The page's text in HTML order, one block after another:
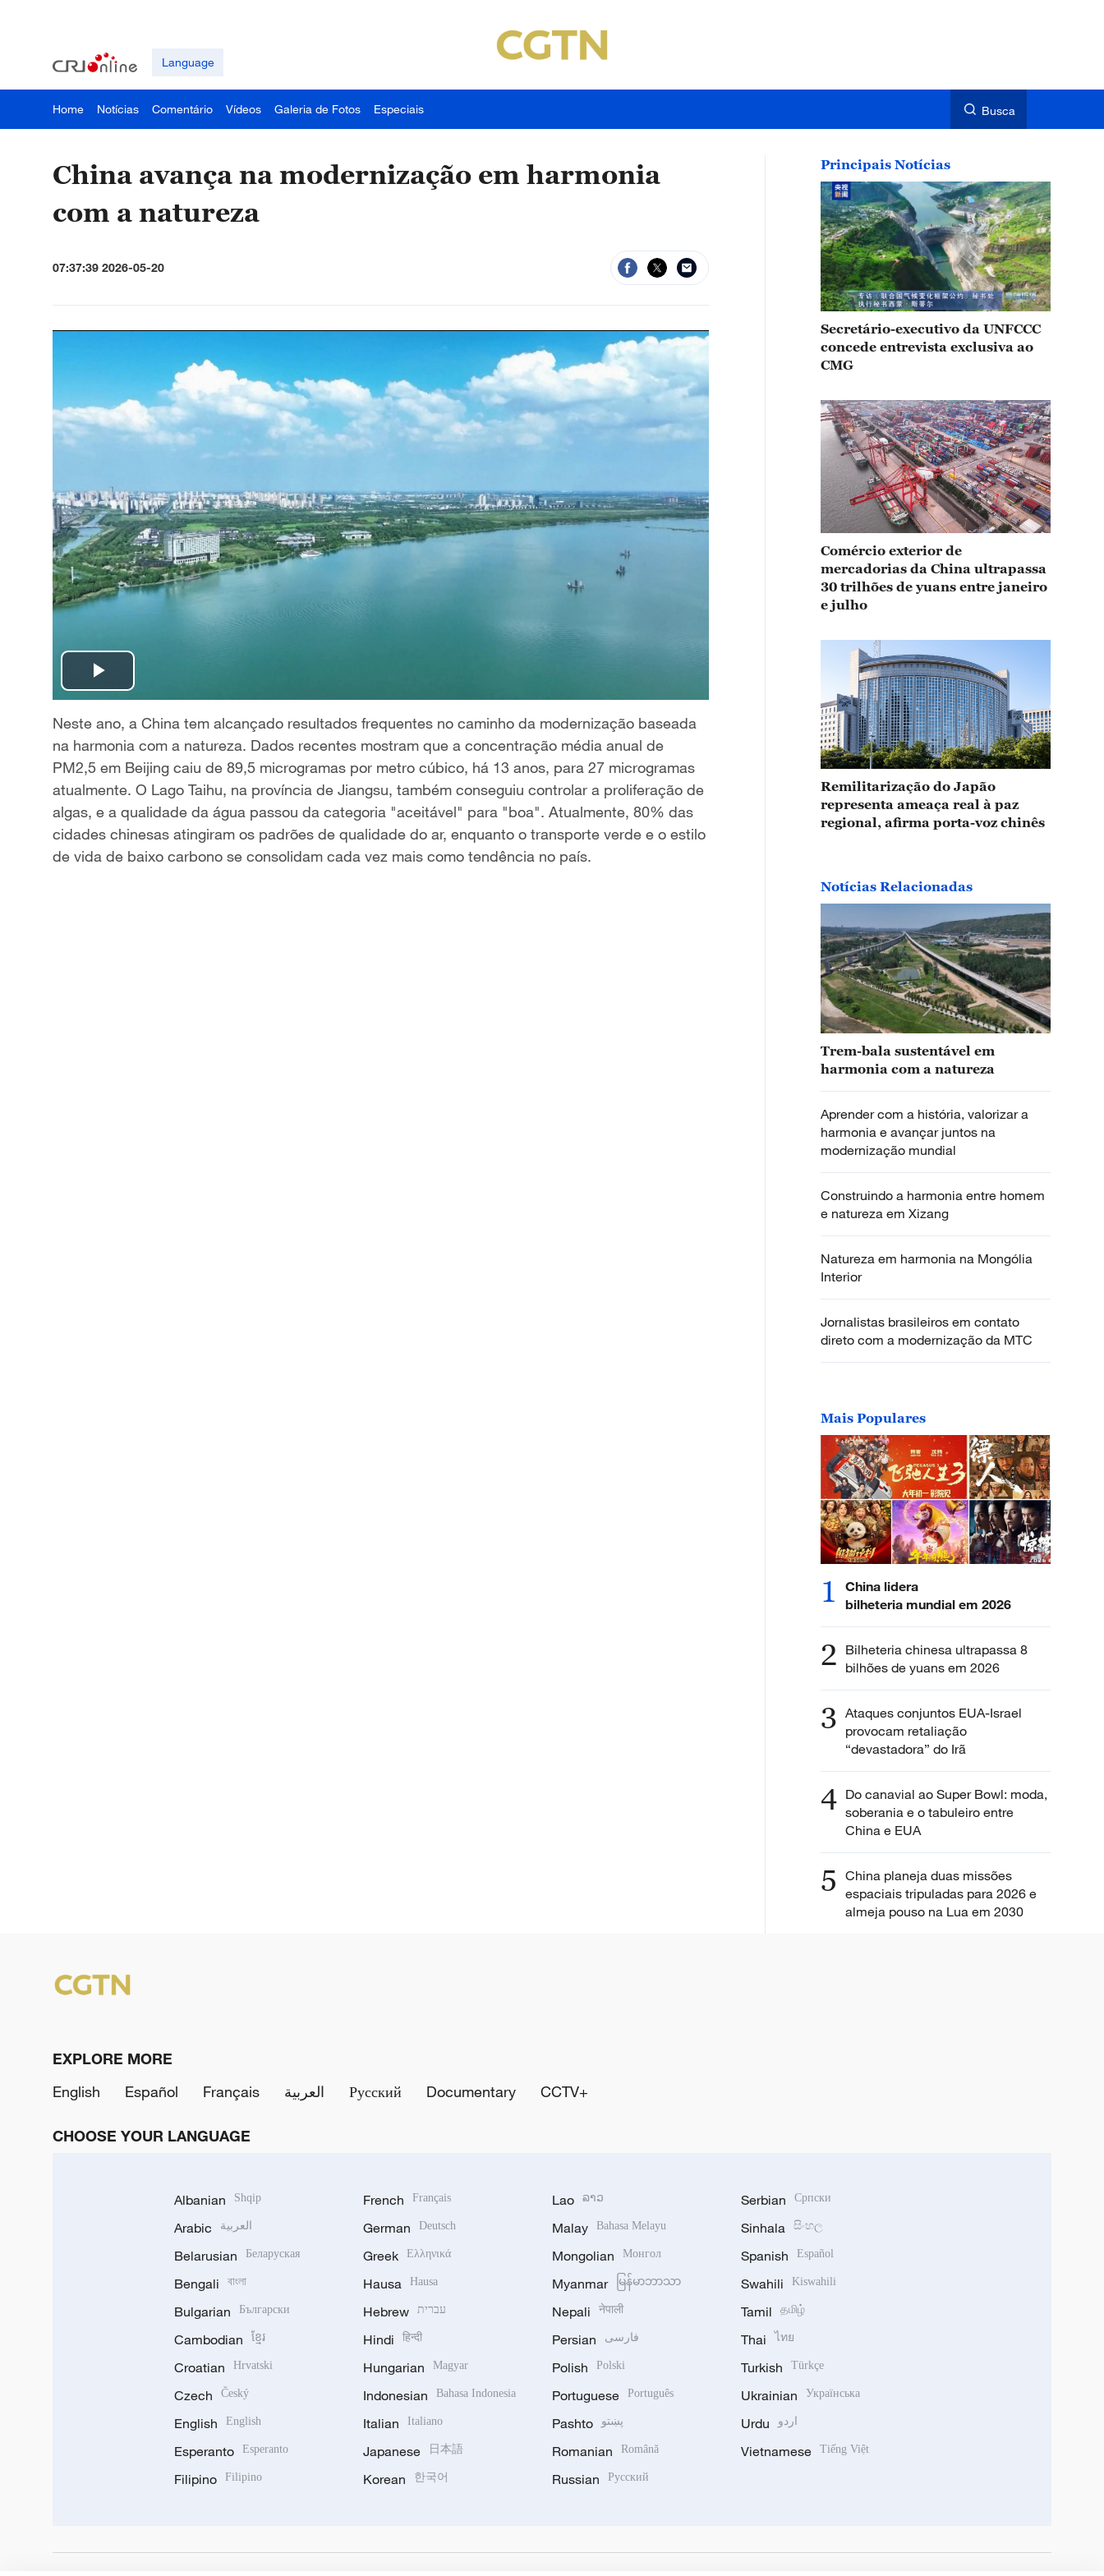
Language
Home Notícias Comentário Vídeos Galeria de Fotos Especiais Busca
China avança na modernização em harmonia
com a natureza
07:37:39 2026-05-20
P
l
a
y
V
Neste ano, a China tem alcançado resultados frequentes no caminho da modernização baseada
na harmonia com a natureza. Dados recentes mostram que a concentração média anual de
PM2,5 em Beijing caiu de 89,5 microgramas por metro cúbico, há 13 anos, para 27 microgramas
atualmente. O Lago Taihu, na província de Jiangsu, também conseguiu controlar a proliferação de
algas, e a qualidade da água passou da categoria "aceitável" para "boa". Atualmente, 80% das
cidades chinesas atingiram os padrões de qualidade do ar, enquanto o transporte verde e o estilo
de vida de baixo carbono se consolidam cada vez mais como tendência no país.
Principais Notícias
Secretário-executivo da UNFCCC
concede entrevista exclusiva ao
CMG
Comércio exterior de
mercadorias da China ultrapassa
30 trilhões de yuans entre janeiro
e julho
Remilitarização do Japão
representa ameaça real à paz
regional, afirma porta-voz chinês
Notícias Relacionadas
Trem-bala sustentável em
harmonia com a natureza
Aprender com a história, valorizar a
harmonia e avançar juntos na
modernização mundial
Construindo a harmonia entre homem
e natureza em Xizang
Natureza em harmonia na Mongólia
Interior
Jornalistas brasileiros em contato
direto com a modernização da MTC
Mais Populares
1
China lidera
bilheteria mundial em 2026
2 Bilheteria chinesa ultrapassa 8
bilhões de yuans em 2026
3 Ataques conjuntos EUA-Israel
provocam retaliação
“devastadora” do Irã
4 Do canavial ao Super Bowl: moda,
soberania e o tabuleiro entre
China e EUA
5 China planeja duas missões
espaciais tripuladas para 2026 e
almeja pouso na Lua em 2030
EXPLORE MORE
English
Español Français العربية Русский Documentary CCTV+
CHOOSE YOUR LANGUAGE
Albanian Shqip
Arabic العربية
Belarusian Беларуская
Bengali বাংলা
Bulgarian Български
Cambodian ខ្មែរ
Croatian Hrvatski
Czech Český
English English
Esperanto Esperanto
Filipino Filipino
French Français
German Deutsch
Greek Ελληνικά
Hausa Hausa
Hebrew עברית
Hindi हिन्दी
Hungarian Magyar
Indonesian Bahasa Indonesia
Italian Italiano
Japanese 日本語
Korean 한국어
Lao ລາວ
Malay Bahasa Melayu
Mongolian Монгол
Myanmar မြန်မာဘာသာ
Nepali नेपाली
Persian فارسی
Polish Polski
Portuguese Português
Pashto پښتو
Romanian Română
Russian Русский
Serbian Српски
Sinhala සිංහල
Spanish Español
Swahili Kiswahili
Tamil தமிழ்
Thai ไทย
Turkish Türkçe
Ukrainian Українська
Urdu اردو
Vietnamese Tiếng Việt